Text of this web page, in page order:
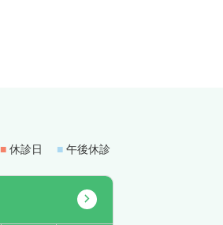
■休診日 ■午後休診